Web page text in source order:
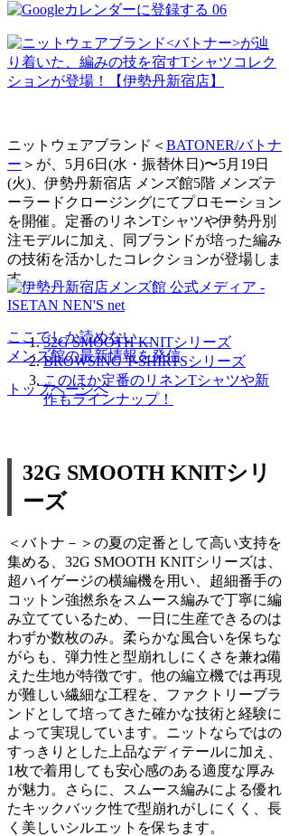
06
ニットウェアブランド＜ BATONER/バトナ
ー ＞が、5月6日(水・振替休日)〜5月19日
(火)、伊勢丹新宿店 メンズ館5階 メンズテ
ーラードクロージングにてプロモーション
を開催。定番のリネンTシャツや伊勢丹別
注モデルに加え、同ブランドが培った編み
の技術を活かしたコレクションが登場しま
す。
32G SMOOTH KNITシリーズ
BROWSING T-SHIRTSシリーズ
このほか定番のリネンTシャツや新
作もラインナップ！
32G SMOOTH KNITシリ
ーズ
＜バトナ－＞の夏の定番として高い支持を
集める、32G SMOOTH KNITシリーズは、
超ハイゲージの横編機を用い、超細番手の
コットン強撚糸をスムース編みで丁寧に編
み立てているため、一日に生産できるのは
わずか数枚のみ。柔らかな風合いを保ちな
がらも、弾力性と型崩れしにくさを兼ね備
えた生地が特徴です。他の編立機では再現
が難しい繊細な工程を、ファクトリーブラ
ンドとして培ってきた確かな技術と経験に
よって実現しています。ニットならではの
すっきりとした上品なディテールに加え、
1枚で着用しても安心感のある適度な厚み
が魅力。さらに、スムース編みによる優れ
たキックバック性で型崩れがしにくく、長
く美しいシルエットを保ちます。
ここでしか読めない、
メンズ館の最新情報を発信
トップページへ